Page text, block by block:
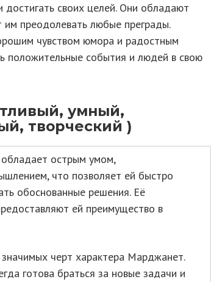
достигать своих целей. Они обладают
им преодолевать любые преграды.
чувством юмора и радостным
положительные события и людей в свою
умный,
творческий )
острым умом,
что позволяет ей быстро
обоснованные решения. Её
ей преимущество в
черт характера Марджанет.
готова браться за новые задачи и